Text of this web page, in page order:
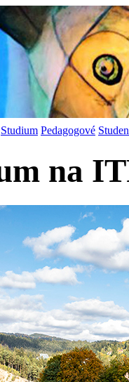
Studium Pedagogové
na